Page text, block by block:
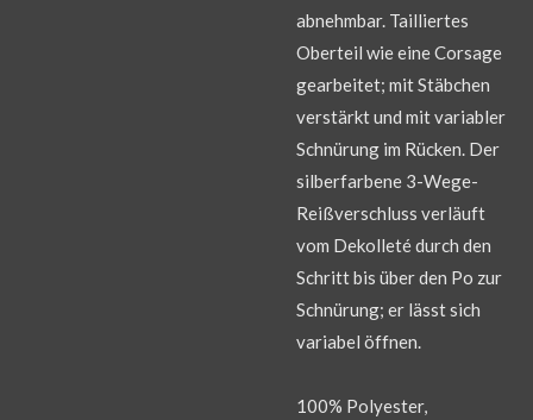
abnehmbar. Tailliertes
Oberteil wie eine Corsage
gearbeitet; mit Stäbchen
verstärkt und mit variabler
Schnürung im Rücken. Der
silberfarbene 3-Wege-
Reißverschluss verläuft
vom Dekolleté durch den
Schritt bis über den Po zur
Schnürung; er lässt sich
variabel öffnen.
100% Polyester,